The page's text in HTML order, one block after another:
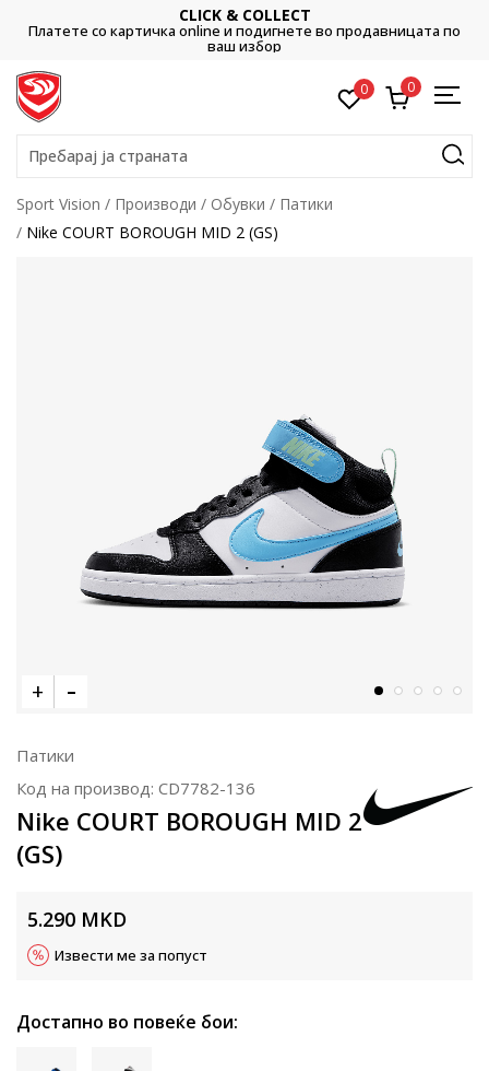
CLICK & COLLECT
Платете со картичка online и подигнете во продавницата по
ваш избор
0 0
Пребарај ја страната
Sport Vision Производи Обувки
Патики
Nike COURT BOROUGH MID 2 (GS)
Патики
Код на производ: CD7782-136
Nike COURT BOROUGH MID 2
(GS)
5.290 MKD
Извести ме за попуст
Достапно во повеќе бои: